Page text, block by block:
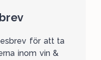
för att ta
inom vin &